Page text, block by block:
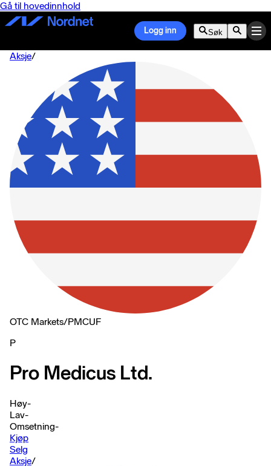
Gå til hovedinnhold
Logg inn Søk
Aksje/
OTC Markets/PMCUF
P
Pro Medicus Ltd.
Høy-
Lav-
Omsetning-
Kjøp
Selg
Aksje/